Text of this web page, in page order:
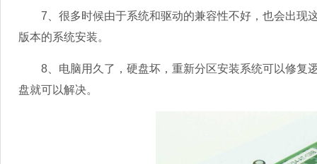
7、很多时候由于系统和驱动的兼容性不好，也会出现
版本的系统安装。
8、电脑用久了，硬盘坏，重新分区安装系统可以修复
盘就可以解决。